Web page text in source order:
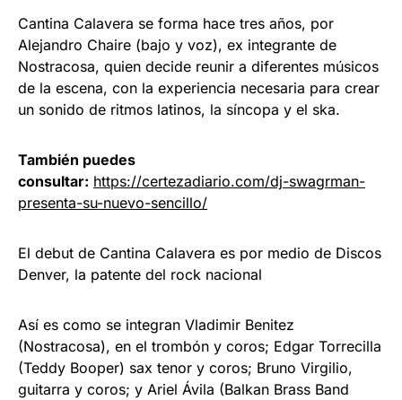
Cantina Calavera se forma hace tres años, por
Alejandro Chaire (bajo y voz), ex integrante de
Nostracosa, quien decide reunir a diferentes músicos
de la escena, con la experiencia necesaria para crear
un sonido de ritmos latinos, la síncopa y el ska.
También puedes
consultar: https://certezadiario.com/dj-swagrman-
presenta-su-nuevo-sencillo/
El debut de Cantina Calavera es por medio de Discos
Denver, la patente del rock nacional
Así es como se integran Vladimir Benitez
(Nostracosa), en el trombón y coros; Edgar Torrecilla
(Teddy Booper) sax tenor y coros; Bruno Virgilio,
guitarra y coros; y Ariel Ávila (Balkan Brass Band